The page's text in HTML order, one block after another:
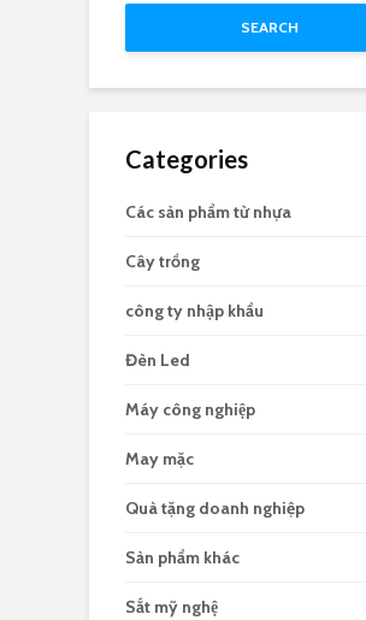
SEARCH
Categories
Các sản phẩm từ nhựa
Cây trồng
công ty nhập khẩu
Đèn Led
Máy công nghiệp
May mặc
Quà tặng doanh nghiệp
Sản phẩm khác
Sắt mỹ nghệ